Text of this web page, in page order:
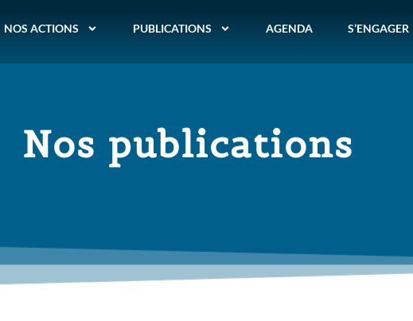
NOS ACTIONS PUBLICATIONS AGENDA S’ENGAGER
Nos publications